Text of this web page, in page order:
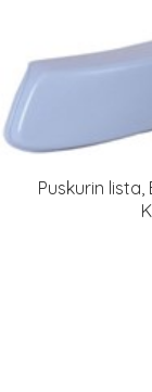
Puskurin lista,